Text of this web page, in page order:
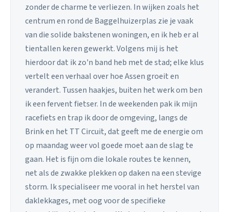
zonder de charme te verliezen. In wijken zoals het
centrum en rond de Baggelhuizerplas zie je vaak
van die solide bakstenen woningen, en ik heb er al
tientallen keren gewerkt. Volgens mij is het
hierdoor dat ik zo'n band heb met de stad; elke klus
vertelt een verhaal over hoe Assen groeit en
verandert. Tussen haakjes, buiten het werk om ben
ik een fervent fietser. In de weekenden pak ik mijn
racefiets en trap ik door de omgeving, langs de
Brink en het TT Circuit, dat geeft me de energie om
op maandag weer vol goede moet aan de slag te
gaan. Het is fijn om die lokale routes te kennen,
net als de zwakke plekken op daken na een stevige
storm. Ik specialiseer me vooral in het herstel van
daklekkages, met oog voor de specifieke